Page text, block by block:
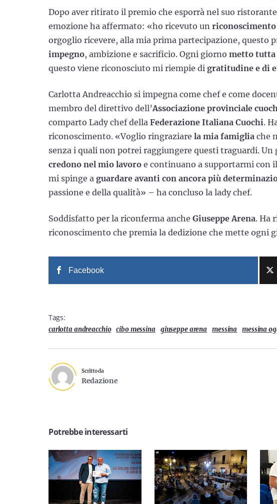
Dopo aver ritirato il premio che esporrà nel suo
emozione ha affermato: «ho ricevuto un
orgoglio ricevere, alla mia prima partecipazione, questo
impegno, ambizione e sacrificio. Ogni giorno metto tutta
questo viene riconosciuto mi riempie di gratitudine e di
Carlotta Andreacchio si impegna come chef e come
membro del direttivo dell’Associazione provinciale
comparto Lady chef della Federazione Italiana Cuochi.
riconoscimento. «Voglio ringraziare la mia famiglia che
senza i quali non potrei raggiungere questi traguardi.
credono nel mio lavoro e continuano a supportarmi con
mi spinge a guardare avanti con ancora più
passione e della qualità» – ha concluso la lady chef.
Soddisfatto per la riconferma anche Giuseppe Arena. Ha
riconoscimento che premia la dedizione che mette ogni
Facebook
Tags:
carlotta andreacchio cibo messina giuseppe arena messina messina
Scritto da
Redazione
Potrebbe interessarti